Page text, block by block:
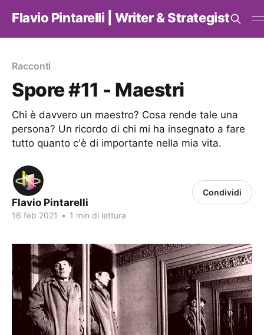
Flavio Pintarelli | Writer & Strategist
Racconti
Spore #11 - Maestri
Chi è davvero un maestro? Cosa rende tale una
persona? Un ricordo di chi mi ha insegnato a fare
tutto quanto c'è di importante nella mia vita.
Flavio Pintarelli
16 feb 2021 • 1 min di lettura
Condividi